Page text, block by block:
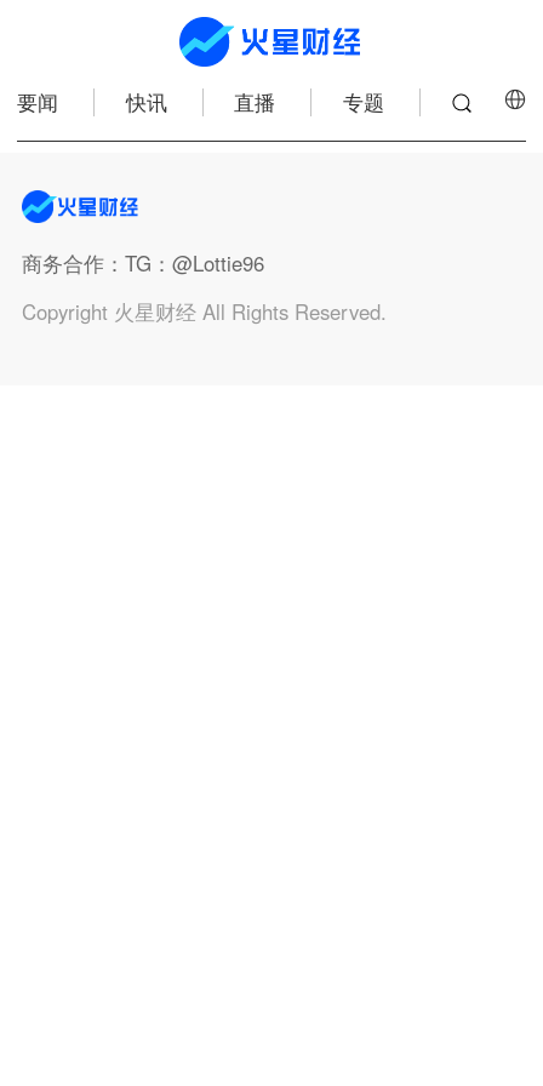
要闻 快讯 直播 专题
商务合作：TG：@Lottie96
Copyright 火星财经 All Rights Reserved.